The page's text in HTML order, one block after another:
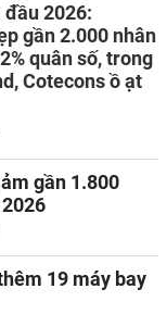
đầu 2026:
gần 2.000 nhân
quân số, trong
Cotecons ồ ạt
gần 1.800
19 máy bay